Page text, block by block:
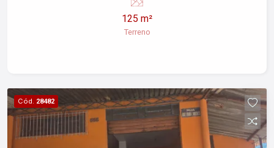
excelente localização, com fácil acesso às
principais vias da cidade e próximo a comércios,
se tornar o seu lar. Entre em contato e agende
uma visita!
125 m²
Terreno
Cód. 28482